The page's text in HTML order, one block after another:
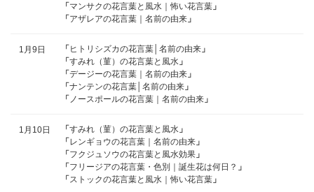
「マンサクの花言葉と風水｜怖い花言葉 」
「アザレアの花言葉｜名前の由来 」
1月9日 「ヒトリシズカの花言葉│名前の由来 」
「すみれ（菫）の花言葉と風水 」
「デージーの花言葉｜名前の由来 」
「ナンテンの花言葉│名前の由来 」
「 ノースポールの花言葉｜名前の由来 」
1月10日 「すみれ（菫）の花言葉と風水 」
「レンギョウの花言葉｜名前の由来 」
「フクジュソウの花言葉と風水効果 」
「フリージアの花言葉・色別｜誕生花は何日？ 」
「ストックの花言葉と風水｜怖い花言葉 」